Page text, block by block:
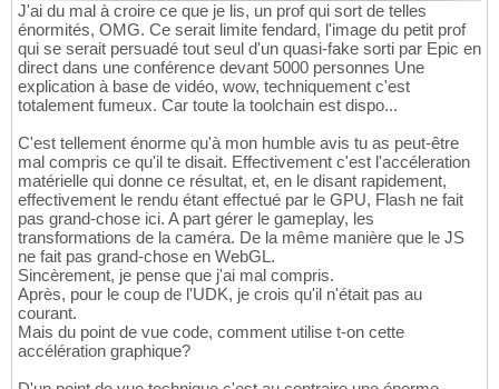
J'ai du mal à croire ce que je lis, un prof qui sort de telles
énormités, OMG. Ce serait limite fendard, l'image du petit prof
qui se serait persuadé tout seul d'un quasi-fake sorti par Epic en
direct dans une conférence devant 5000 personnes Une
explication à base de vidéo, wow, techniquement c'est
totalement fumeux. Car toute la toolchain est dispo...
C'est tellement énorme qu'à mon humble avis tu as peut-être
mal compris ce qu'il te disait. Effectivement c'est l'accéleration
matérielle qui donne ce résultat, et, en le disant rapidement,
effectivement le rendu étant effectué par le GPU, Flash ne fait
pas grand-chose ici. A part gérer le gameplay, les
transformations de la caméra. De la même manière que le JS
ne fait pas grand-chose en WebGL.
Sincèrement, je pense que j'ai mal compris.
Après, pour le coup de l'UDK, je crois qu'il n'était pas au
courant.
Mais du point de vue code, comment utilise t-on cette
accélération graphique?